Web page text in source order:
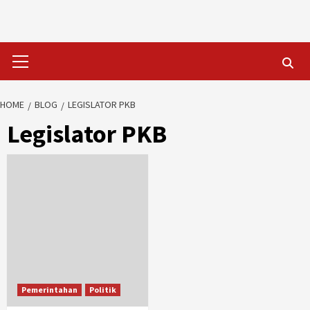
Menu
HOME BLOG LEGISLATOR PKB
Legislator PKB
Pemerintahan Politik